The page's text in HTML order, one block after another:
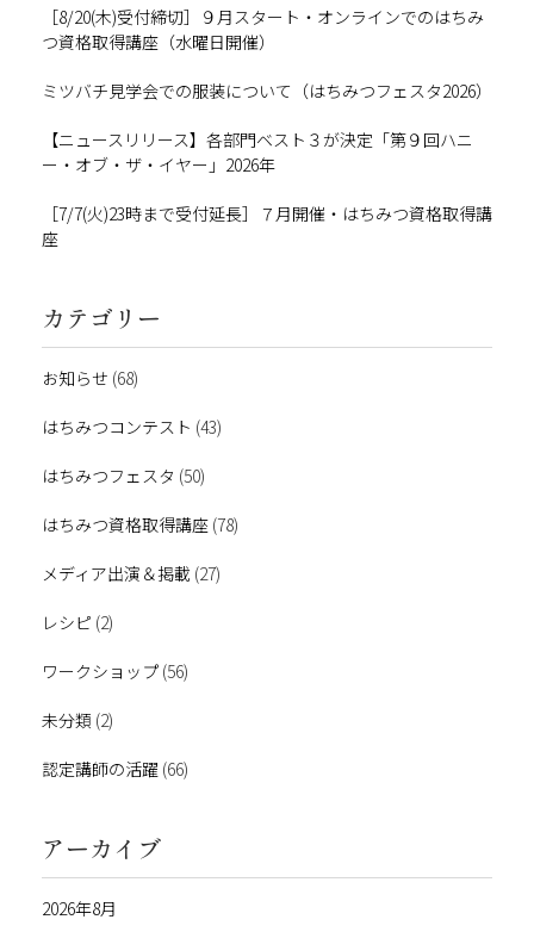
［8/20(木)受付締切］９月スタート・オンラインでのはちみ
つ資格取得講座（水曜日開催）
ミツバチ見学会での服装について（はちみつフェスタ2026）
【ニュースリリース】各部門ベスト３が決定「第９回ハニ
ー・オブ・ザ・イヤー」2026年
［7/7(火)23時まで受付延長］７月開催・はちみつ資格取得講
座
カテゴリー
お知らせ (68)
はちみつコンテスト (43)
はちみつフェスタ (50)
はちみつ資格取得講座 (78)
メディア出演＆掲載 (27)
レシピ (2)
ワークショップ (56)
未分類 (2)
認定講師の活躍 (66)
アーカイブ
2026年8月